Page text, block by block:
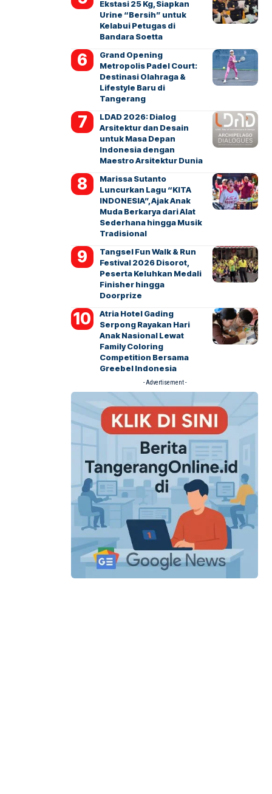
Ekstasi 25 Kg, Siapkan
Urine “Bersih” untuk
Kelabui Petugas di
Bandara Soetta
Grand Opening
Metropolis Padel Court:
Destinasi Olahraga &
Lifestyle Baru di
Tangerang
LDAD 2026: Dialog
Arsitektur dan Desain
untuk Masa Depan
Indonesia dengan
Maestro Arsitektur Dunia
Marissa Sutanto
Luncurkan Lagu “KITA
INDONESIA”, Ajak Anak
Muda Berkarya dari Alat
Sederhana hingga Musik
Tradisional
Tangsel Fun Walk & Run
Festival 2026 Disorot,
Peserta Keluhkan Medali
Finisher hingga
Doorprize
Atria Hotel Gading
Serpong Rayakan Hari
Anak Nasional Lewat
Family Coloring
Competition Bersama
Greebel Indonesia
- Advertisement -